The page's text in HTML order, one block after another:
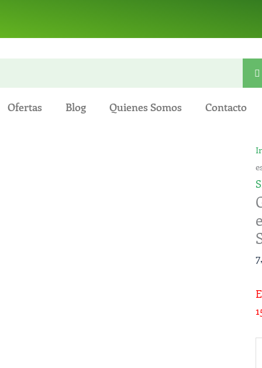
Ofertas Blog Quienes Somos Contacto